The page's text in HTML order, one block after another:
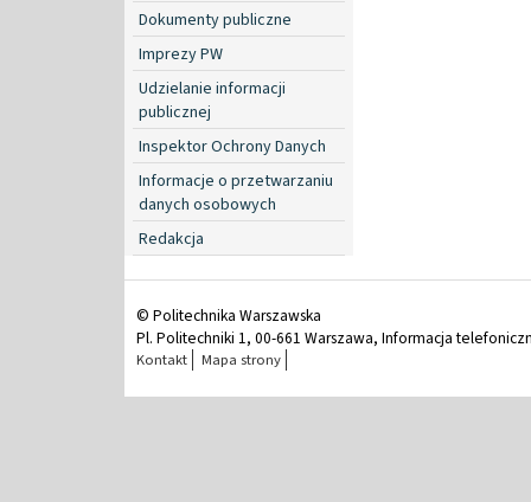
Dokumenty publiczne
Imprezy PW
Udzielanie informacji
publicznej
Inspektor Ochrony Danych
Informacje o przetwarzaniu
danych osobowych
Redakcja
© Politechnika Warszawska
Pl. Politechniki 1, 00-661 Warszawa, Informacja
Kontakt Mapa strony